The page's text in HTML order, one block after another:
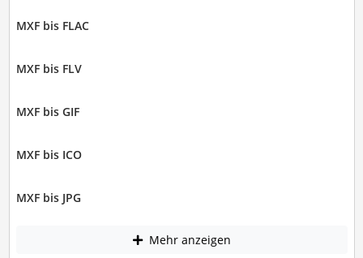
MXF bis FLAC
MXF bis FLV
MXF bis GIF
MXF bis ICO
MXF bis JPG
Mehr anzeigen